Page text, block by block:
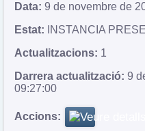
9 de novembre de
INSTANCIA
1
9
09:27:00